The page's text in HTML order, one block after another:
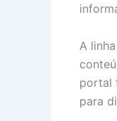
A
portal
para